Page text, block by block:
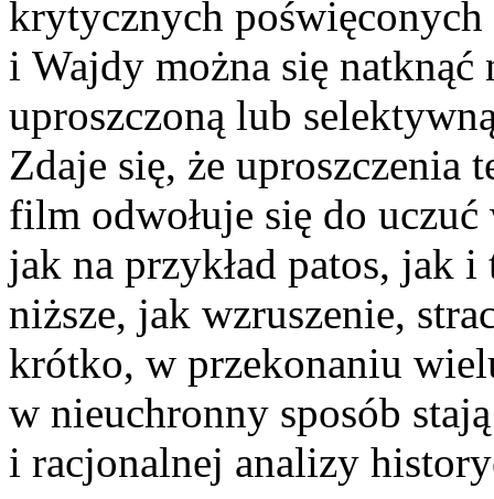
krytycznych
i Wajdy można się natknąć
uproszczoną lub
Zdaje się, że uproszczenia
film odwołuje się do
jak na przykład patos, jak
niższe, jak wzruszenie,
krótko, w przekonaniu
w nieuchronny sposób
i racjonalnej analizy